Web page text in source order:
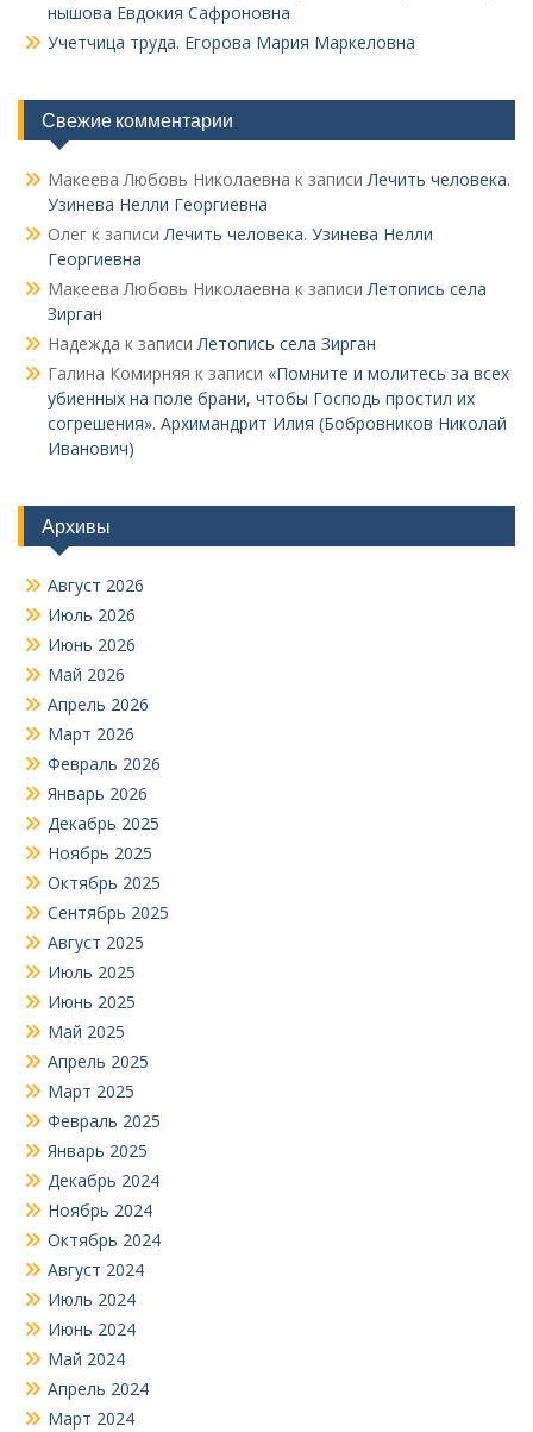
нышова Евдокия Сафроновна
Учетчица труда. Его­рова Мария Маркеловна
Свежие комментарии
Макеева Любовь Николаевна к записиЛечить человека.
Узинева Нелли Георгиевна
Олег к записиЛечить человека. Узинева Нелли
Георгиевна
Макеева Любовь Николаевна к записиЛетопись села
Зирган
Надежда к записиЛетопись села Зирган
Галина Комирняя к записи «Помните и молитесь за всех
убиенных на поле брани, чтобы Господь простил их
согрешения». Архимандрит Илия (Бобровников Николай
Иванович)
Архивы
Август 2026
Июль 2026
Июнь 2026
Май 2026
Апрель 2026
Март 2026
Февраль 2026
Январь 2026
Декабрь 2025
Ноябрь 2025
Октябрь 2025
Сентябрь 2025
Август 2025
Июль 2025
Июнь 2025
Май 2025
Апрель 2025
Март 2025
Февраль 2025
Январь 2025
Декабрь 2024
Ноябрь 2024
Октябрь 2024
Август 2024
Июль 2024
Июнь 2024
Май 2024
Апрель 2024
Март 2024